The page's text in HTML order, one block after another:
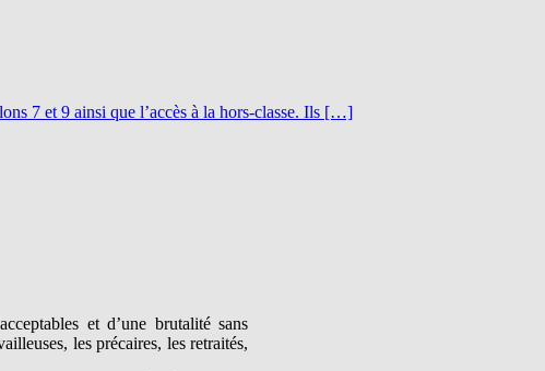
7 et 9 ainsi que l’accès à la hors-classe. Ils […]
et d’une brutalité sans
les précaires, les retraités,